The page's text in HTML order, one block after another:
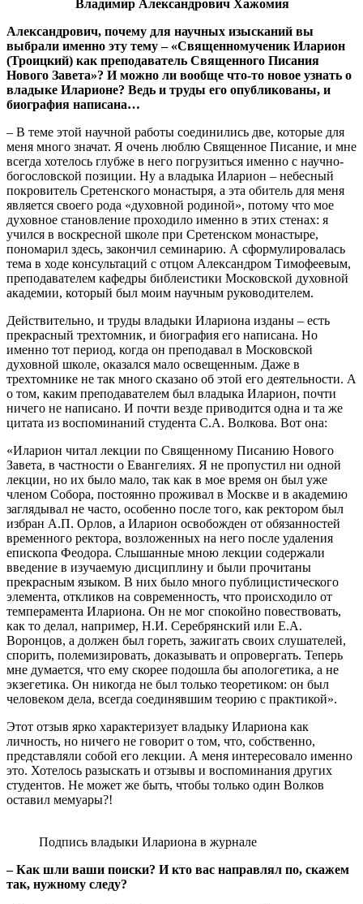
Владимир Александрович Хажомия
Александрович, почему для научных изысканий вы
выбрали именно эту тему – «Священномученик Иларион
(Троицкий) как преподаватель Священного Писания
Нового Завета»? И можно ли вообще что-то новое узнать о
владыке Иларионе? Ведь и труды его опубликованы, и
биография написана…
– В теме этой научной работы соединились две, которые для
меня много значат. Я очень люблю Священное Писание, и мне
всегда хотелось глубже в него погрузиться именно с научно-
богословской позиции. Ну а владыка Иларион – небесный
покровитель Сретенского монастыря, а эта обитель для меня
является своего рода «духовной родиной», потому что мое
духовное становление проходило именно в этих стенах: я
учился в воскресной школе при Сретенском монастыре,
пономарил здесь, закончил семинарию. А сформулировалась
тема в ходе консультаций с отцом Александром Тимофеевым,
преподавателем кафедры библеистики Московской духовной
академии, который был моим научным руководителем.
Действительно, и труды владыки Илариона изданы – есть
прекрасный трехтомник, и биография его написана. Но
именно тот период, когда он преподавал в Московской
духовной школе, оказался мало освещенным. Даже в
трехтомнике не так много сказано об этой его деятельности. А
о том, каким преподавателем был владыка Иларион, почти
ничего не написано. И почти везде приводится одна и та же
цитата из воспоминаний студента С.А. Волкова. Вот она:
«Иларион читал лекции по Священному Писанию Нового
Завета, в частности о Евангелиях. Я не пропустил ни одной
лекции, но их было мало, так как в мое время он был уже
членом Собора, постоянно проживал в Москве и в академию
заглядывал не часто, особенно после того, как ректором был
избран А.П. Орлов, а Иларион освобожден от обязанностей
временного ректора, возложенных на него после удаления
епископа Феодора. Слышанные мною лекции содержали
введение в изучаемую дисциплину и были прочитаны
прекрасным языком. В них было много публицистического
элемента, откликов на современность, что происходило от
темперамента Илариона. Он не мог спокойно повествовать,
как то делал, например, Н.И. Серебрянский или Е.А.
Воронцов, а должен был гореть, зажигать своих слушателей,
спорить, полемизировать, доказывать и опровергать. Теперь
мне думается, что ему скорее подошла бы апологетика, а не
экзегетика. Он никогда не был только теоретиком: он был
человеком дела, всегда соединявшим теорию с практикой».
Этот отзыв ярко характеризует владыку Илариона как
личность, но ничего не говорит о том, что, собственно,
представляли собой его лекции. А меня интересовало именно
это. Хотелось разыскать и отзывы и воспоминания других
студентов. Не может же быть, чтобы только один Волков
оставил мемуары?!
Подпись владыки Илариона в журнале
– Как шли ваши поиски? И кто вас направлял по, скажем
так, нужному следу?